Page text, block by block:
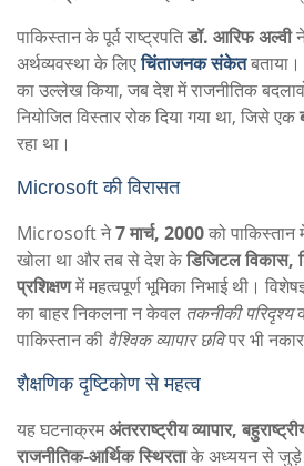
पाकिस्तान के पूर्व राष्ट्रपतिडॉ. आरिफ अल्वी
अर्थव्यवस्था के लिएचिंताजनक संकेत
का उल्लेख किया, जब देश में राजनीतिक
नियोजित विस्तार रोक दिया गया था, जिसे एक
रहा था।
Microsoft की विरासत
Microsoft ने7 मार्च, 2000को पाकिस्तान
खोला था और तब से देश केडिजिटल विकास,
प्रशिक्षणमें महत्वपूर्ण भूमिका निभाई थी।
का बाहर निकलना न केवल तकनीकी परिदृश्य
पाकिस्तान की वैश्विक व्यापार छविपर भी
शैक्षणिक दृष्टिकोण से महत्व
यह घटनाक्रमअंतरराष्ट्रीय व्यापार,
राजनीतिक-आर्थिक स्थिरताके अध्ययन से जुड़े